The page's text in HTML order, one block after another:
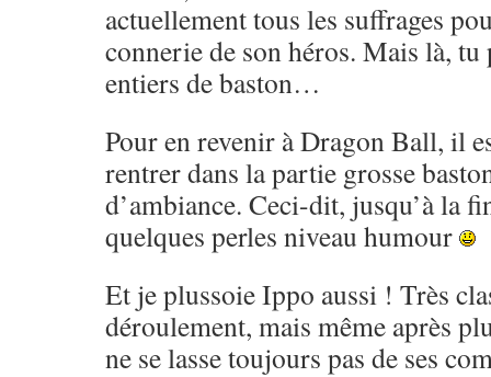
actuellement tous les suffrages
connerie de son héros. Mais là,
entiers de baston…
Pour en revenir à Dragon Ball, il
rentrer dans la partie grosse
d’ambiance. Ceci-dit, jusqu’à la
quelques perles niveau humour
Et je plussoie Ippo aussi ! Très
déroulement, mais même après
ne se lasse toujours pas de ses